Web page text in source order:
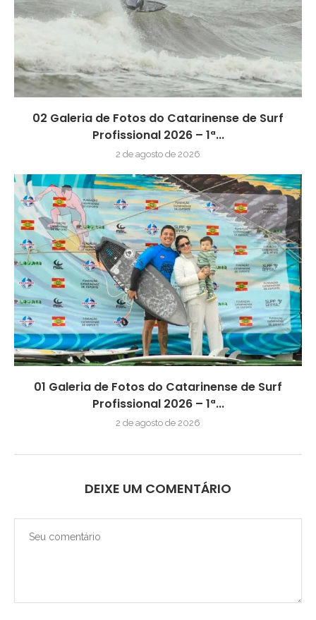
02 Galeria de Fotos do Catarinense de Surf
Profissional 2026 – 1ª...
2 de agosto de 2026
01 Galeria de Fotos do Catarinense de Surf
Profissional 2026 – 1ª...
2 de agosto de 2026
DEIXE UM COMENTÁRIO